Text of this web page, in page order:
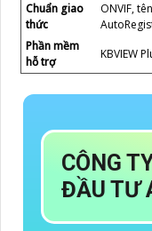
Chuẩn giao
thức
ONVIF,
Phần mềm
hỗ trợ
KBVIEW
CÔNG
ĐẦU TƯ